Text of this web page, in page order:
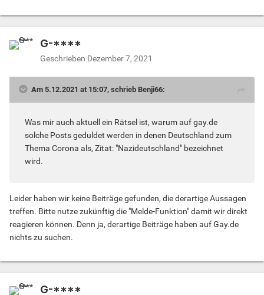
G-****
Geschrieben Dezember 7, 2021
Am 5.12.2021 at 15:07, schrieb Benji66:
Was mir auch aktuell ein Rätsel ist, warum auf gay.de
solche Posts geduldet werden in denen Deutschland zum
Thema Corona als, Zitat: "Nazideutschland" bezeichnet
wird.
Leider haben wir keine Beiträge gefunden, die derartige Aussagen
treffen. Bitte nutze zukünftig die "Melde-Funktion" damit wir direkt
reagieren können. Denn ja, derartige Beiträge haben auf Gay.de
nichts zu suchen.
G-****